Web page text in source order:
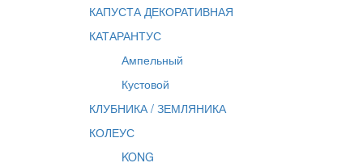
КАПУСТА ДЕКОРАТИВНАЯ
КАТАРАНТУС
Ампельный
Кустовой
КЛУБНИКА / ЗЕМЛЯНИКА
КОЛЕУС
KONG